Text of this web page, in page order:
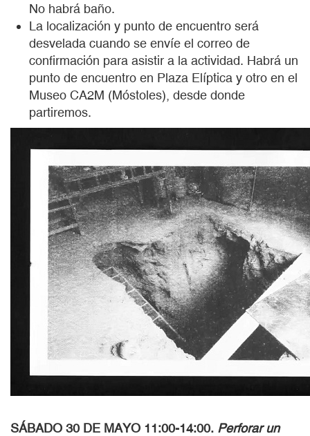
No habrá baño.
La localización y punto de encuentro será
desvelada cuando se envíe el correo de
confirmación para asistir a la actividad. Habrá un
punto de encuentro en Plaza Elíptica y otro en el
Museo CA2M (Móstoles), desde donde
partiremos.
SÁBADO 30 DE MAYO 11:00-14:00. Perforar un